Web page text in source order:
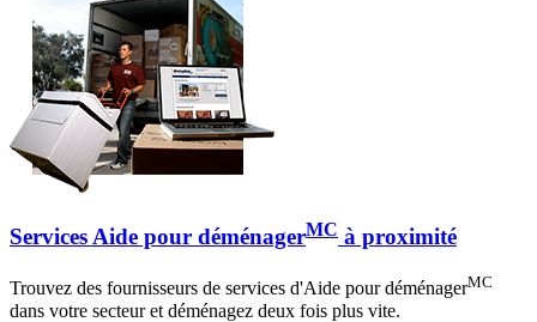
Services Aide pour déménagerMC à proximité
Trouvez des fournisseurs de services d'Aide pour déménagerMC
dans votre secteur et déménagez deux fois plus vite.